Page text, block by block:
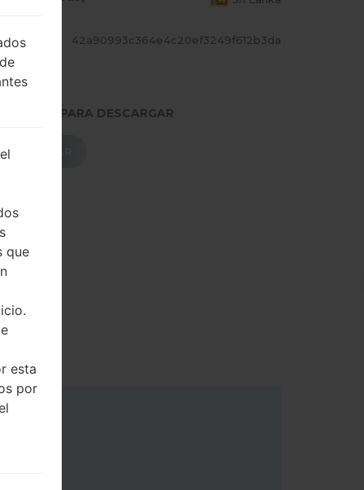
42a90993c364e4c20ef3249f612b3da
PARA DESCARGAR
DESCARGAR
que
esta
por